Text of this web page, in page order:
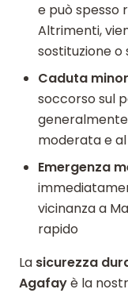
e può spesso
Altrimenti,
sostituzione o
Caduta
soccorso sul
moderata e
Emergenza
vicinanza a
rapido
La sicurezza
Agafayè la